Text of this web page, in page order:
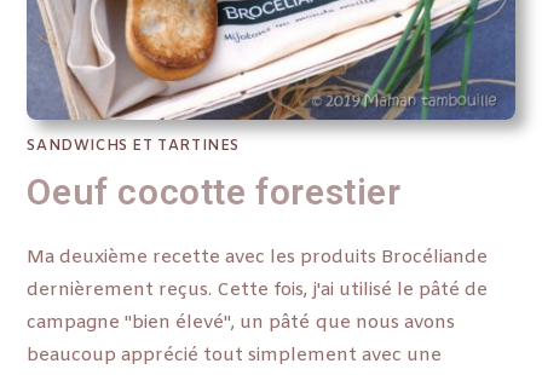
SANDWICHS ET TARTINES
Oeuf cocotte forestier
Ma deuxième recette avec les produits Brocéliande
dernièrement reçus. Cette fois, j'ai utilisé le pâté de
campagne "bien élevé", un pâté que nous avons
beaucoup apprécié tout simplement avec une